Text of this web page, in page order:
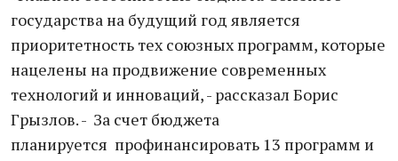
государства на будущий год является
приоритетность тех союзных программ, которые
нацелены на продвижение современных
технологий и инноваций, - рассказал Борис
Грызлов. - За счет бюджета
планируется профинансировать 13 программ и